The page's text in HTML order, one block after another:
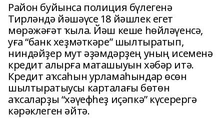
Район буйынса полиция бүлегенә
Тирләндә йәшәүсе 18 йәшлек егет
мөрәжәғәт ҡыла. Йәш кеше һөйләүенсә,
уға “банк хеҙмәткәре” шылтыратып,
ниндәйҙер мут әҙәмдәрҙең уның исеменә
кредит алырға маташыуын хәбәр итә.
Кредит аҡсаһын урламаһындар өсөн
шылтыратыусы карталағы бөтөн
аҡсаларҙы “хәүефһеҙ иҫәпкә” күсерергә
кәрәклеген әйтә.